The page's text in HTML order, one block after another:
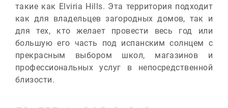
такие как Elviria Hills. Эта территория подходит
как для владельцев загородных домов, так и
для тех, кто желает провести весь год или
большую его часть под испанским солнцем с
прекрасным выбором школ, магазинов и
профессиональных услуг в непосредственной
близости.